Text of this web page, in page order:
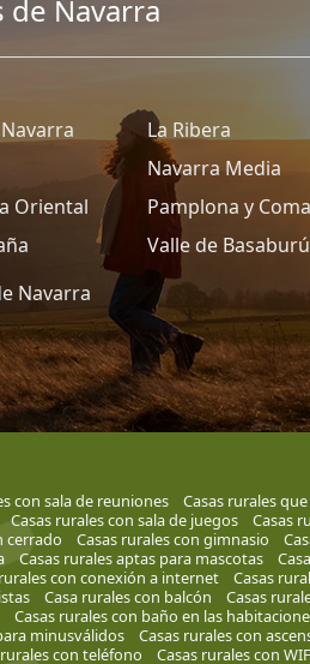
de Navarra
La Ribera
Navarra Media
Oriental
Pamplona y
Valle de
Navarra
con sala de reuniones Casas rurales
Casas rurales con sala de juegos Casas
cerrado Casas rurales con gimnasio
Casas rurales aptas para mascotas
con conexión a internet Casas
Casa rurales con balcón Casas
Casas rurales con baño en las
minusválidos Casas rurales con
con teléfono Casas rurales con